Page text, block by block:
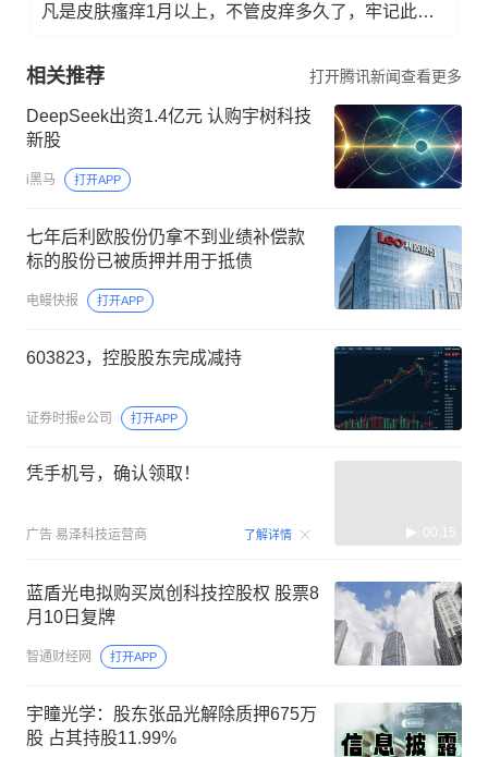
凡是皮肤瘙痒1月以上，不管皮痒多久了，牢记此法，快！准！狠！
相关推荐 打开腾讯新闻查看更多
DeepSeek出资1.4亿元 认购宇树科技
新股
i黑马 打开APP
七年后利欧股份仍拿不到业绩补偿款
标的股份已被质押并用于抵债
电鳗快报 打开APP
603823，控股股东完成减持
证券时报e公司 打开APP
凭手机号，确认领取！
广告 易泽科技运营商 了解详情 00:15
蓝盾光电拟购买岚创科技控股权 股票8
月10日复牌
智通财经网 打开APP
宇瞳光学：股东张品光解除质押675万
股 占其持股11.99%